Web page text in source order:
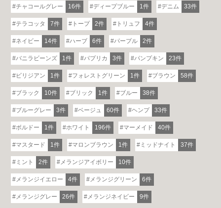
チャコールグレー 16件 ディープブルー 1件 デニム 33件
テラコッタ 7件 トープ 2件 トリュフ 4件
ネイビー 14件 ハーブ 6件 パープル 2件
バニラビーンズ 1件 パプリカ 3件 パンプキン 23件
ビリジアン 1件 フォレストグリーン 1件 ブラウン 58件
ブラック 10件 ブリック 1件 ブルー 38件
ブルーグレー 3件 ベージュ 60件 ヘンプ 33件
ボルドー 1件 ホワイト 196件 マーメイド 40件
マスタード 1件 マロンブラウン 1件 ミッドナイト 37件
ミント 2件 メランジアイボリー 10件
メランジイエロー 4件 メランジグリーン 6件
メランジグレー 26件 メランジネイビー 9件